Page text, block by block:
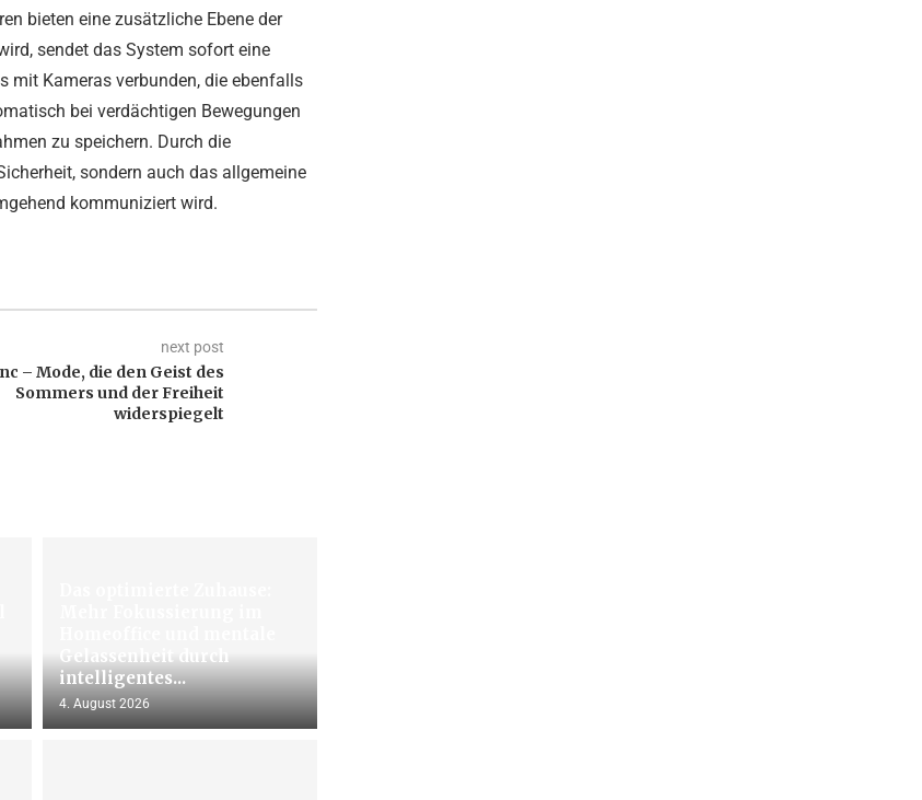
bieten eine zusätzliche Ebene der
sendet das System sofort eine
mit Kameras verbunden, die ebenfalls
bei verdächtigen Bewegungen
zu speichern. Durch die
sondern auch das allgemeine
kommuniziert wird.
next post
– Mode, die den Geist des
Sommers und der Freiheit
widerspiegelt
Gelassenheit durch
intelligentes...
4. August 2026